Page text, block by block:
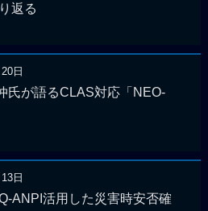
返る
日
氏が語るCLAS対応「NEO-
日
ANPI活用した災害時安否確